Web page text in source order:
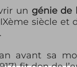
un génie de
siècle et
avant sa